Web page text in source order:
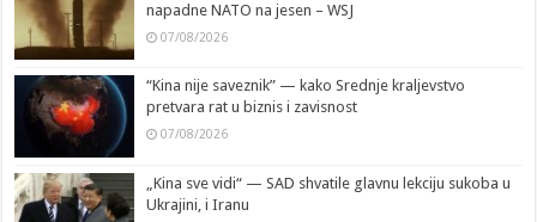
napadne NATO na jesen – WSJ
07/08/2026
“Kina nije saveznik” — kako Srednje kraljevstvo
pretvara rat u biznis i zavisnost
07/08/2026
„Kina sve vidi“ — SAD shvatile glavnu lekciju sukoba u
Ukrajini, i Iranu